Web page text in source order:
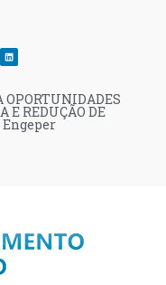
E REDUÇÃO DE
Engeper